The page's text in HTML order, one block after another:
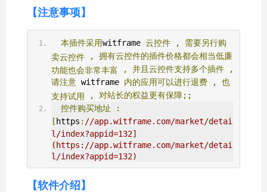
【注意事项】
本插件采用witframe 云控件 , 需要另行购
卖云控件 , 拥有云控件的插件价格都会相当低廉
功能也会非常丰富 , 并且云控件支持多个插件
,
请注意 witframe 内的应用可以进行退费 , 也
支持试用 ,
对站长的权益更有保障;;
控件购买地址
:
[https : //app.witframe.com/market/detai
l/index?appid=132]
(https://app.witframe.com/market/detai
l/index?appid=132)
【软件介绍】